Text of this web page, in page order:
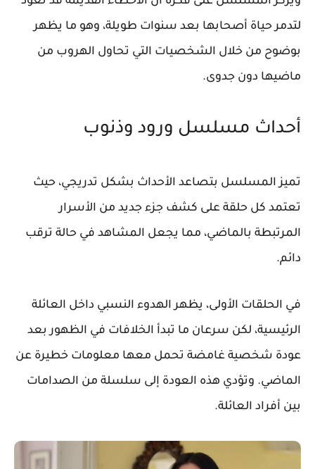
لتدمر حياة أصحابها بعد سنوات طويلة، وهو ما يظهر
بوضوح من خلال الشخصيات التي تحاول الهروب من
ماضيها دون جدوى.
أحداث مسلسل ورود وذنوب
تميز المسلسل بتصاعد الأحداث بشكل تدريجي، حيث
تعتمد كل حلقة على كشف جزء جديد من الأسرار
المرتبطة بالماضي، مما يجعل المشاهد في حالة ترقب
دائم.
في الحلقات الأولى، يظهر الهدوء النسبي داخل العائلة
الرئيسية، لكن سرعان ما تبدأ الخلافات في الظهور بعد
عودة شخصية غامضة تحمل معها معلومات خطيرة عن
الماضي. وتؤدي هذه العودة إلى سلسلة من الصدامات
بين أفراد العائلة.